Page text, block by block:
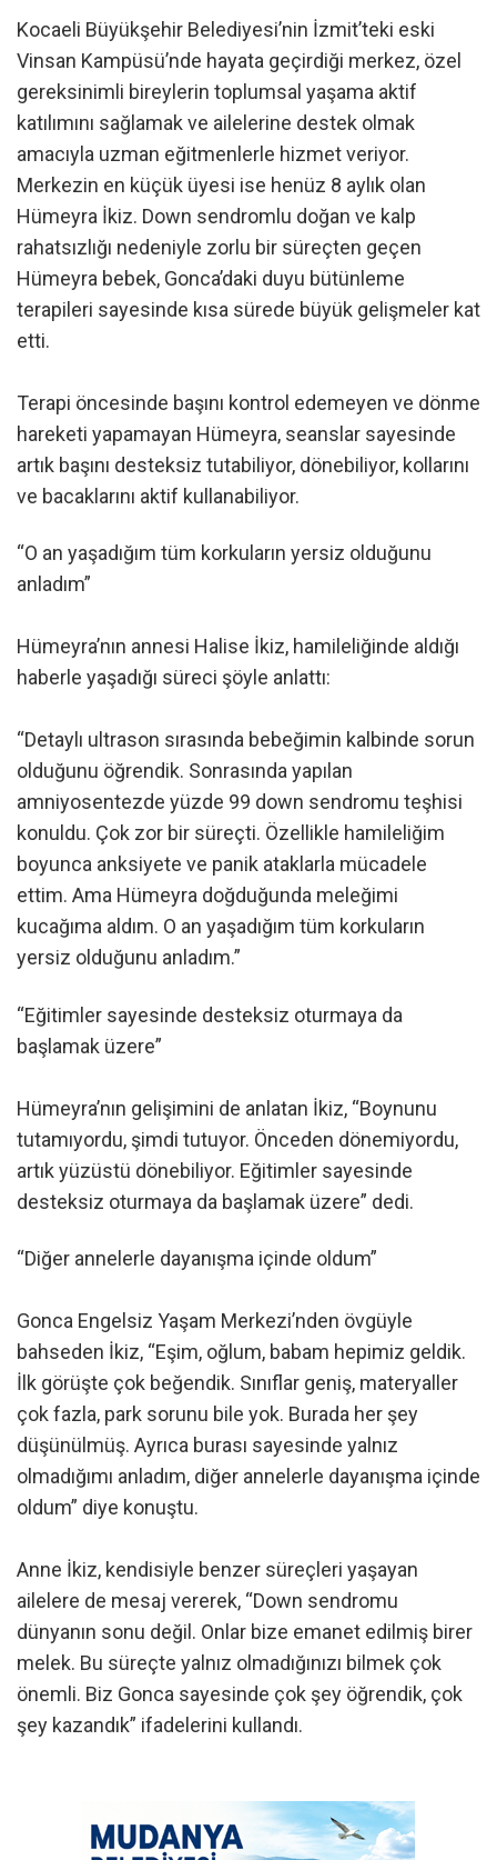
Kocaeli Büyükşehir Belediyesi’nin İzmit’teki eski
Vinsan Kampüsü’nde hayata geçirdiği merkez, özel
gereksinimli bireylerin toplumsal yaşama aktif
katılımını sağlamak ve ailelerine destek olmak
amacıyla uzman eğitmenlerle hizmet veriyor.
Merkezin en küçük üyesi ise henüz 8 aylık olan
Hümeyra İkiz. Down sendromlu doğan ve kalp
rahatsızlığı nedeniyle zorlu bir süreçten geçen
Hümeyra bebek, Gonca’daki duyu bütünleme
terapileri sayesinde kısa sürede büyük gelişmeler kat
etti.
Terapi öncesinde başını kontrol edemeyen ve dönme
hareketi yapamayan Hümeyra, seanslar sayesinde
artık başını desteksiz tutabiliyor, dönebiliyor, kollarını
ve bacaklarını aktif kullanabiliyor.
“O an yaşadığım tüm korkuların yersiz olduğunu
anladım”
Hümeyra’nın annesi Halise İkiz, hamileliğinde aldığı
haberle yaşadığı süreci şöyle anlattı:
“Detaylı ultrason sırasında bebeğimin kalbinde sorun
olduğunu öğrendik. Sonrasında yapılan
amniyosentezde yüzde 99 down sendromu teşhisi
konuldu. Çok zor bir süreçti. Özellikle hamileliğim
boyunca anksiyete ve panik ataklarla mücadele
ettim. Ama Hümeyra doğduğunda meleğimi
kucağıma aldım. O an yaşadığım tüm korkuların
yersiz olduğunu anladım.”
“Eğitimler sayesinde desteksiz oturmaya da
başlamak üzere”
Hümeyra’nın gelişimini de anlatan İkiz, “Boynunu
tutamıyordu, şimdi tutuyor. Önceden dönemiyordu,
artık yüzüstü dönebiliyor. Eğitimler sayesinde
desteksiz oturmaya da başlamak üzere” dedi.
“Diğer annelerle dayanışma içinde oldum”
Gonca Engelsiz Yaşam Merkezi’nden övgüyle
bahseden İkiz, “Eşim, oğlum, babam hepimiz geldik.
İlk görüşte çok beğendik. Sınıflar geniş, materyaller
çok fazla, park sorunu bile yok. Burada her şey
düşünülmüş. Ayrıca burası sayesinde yalnız
olmadığımı anladım, diğer annelerle dayanışma içinde
oldum” diye konuştu.
Anne İkiz, kendisiyle benzer süreçleri yaşayan
ailelere de mesaj vererek, “Down sendromu
dünyanın sonu değil. Onlar bize emanet edilmiş birer
melek. Bu süreçte yalnız olmadığınızı bilmek çok
önemli. Biz Gonca sayesinde çok şey öğrendik, çok
şey kazandık” ifadelerini kullandı.